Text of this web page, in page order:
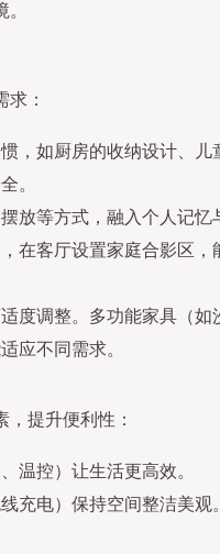
：
，如厨房的收纳设计、儿
。
放等方式，融入个人记忆
在客厅设置家庭合影区，
度调整。多功能家具（如
应不同需求。
提升便利性：
温控）让生活更高效。
充电）保持空间整洁美观